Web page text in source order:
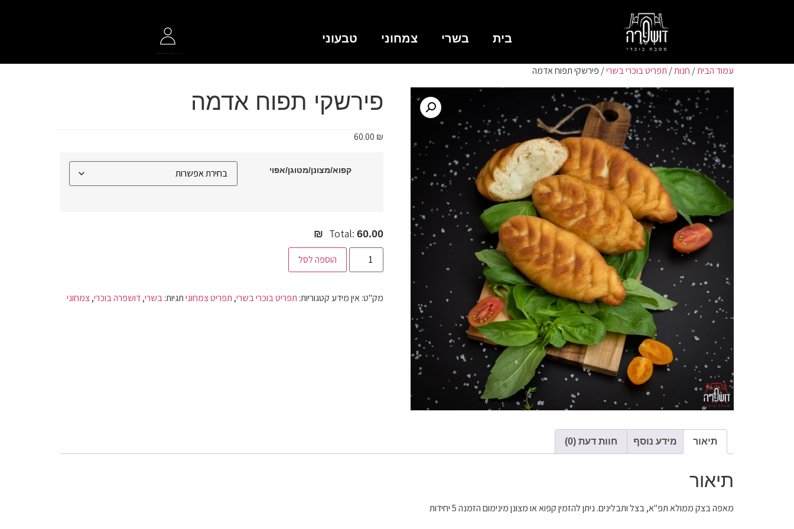
בית בשרי צמחוני טבעוני
עמוד הבית/ חנות/ תפריט בוכרי בשרי/ פירשקי תפוח אדמה
פירשקי תפוח אדמה
60.00 ₪
קפוא/מצונן/מטוגן/אפוי
Total:60.00 ₪
הוספה לסל
מק"ט:אין מידע קטגוריות: תפריט בוכרי בשרי, תפריט צמחוניתגיות:בשרי,דושפרה בוכרי,צמחוני
תיאור מידע נוסף חוות דעת (0)
תיאור
מאפה בצק ממולא תפ"א, בצל ותבלינים. ניתן להזמין קפוא או מצונן מינימום הזמנה 5 יחידות